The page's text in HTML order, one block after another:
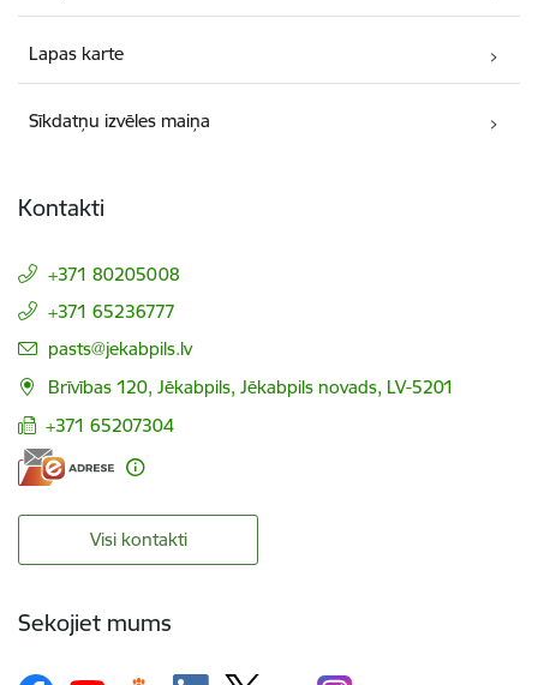
Lapas karte
Sīkdatņu izvēles maiņa
Kontakti
+371 80205008
+371 65236777
E-pasts:
pasts@jekabpils.lv
Brīvības 120, Jēkabpils, Jēkabpils novads, LV-5201
+371 65207304
Visi kontakti
Sekojiet mums